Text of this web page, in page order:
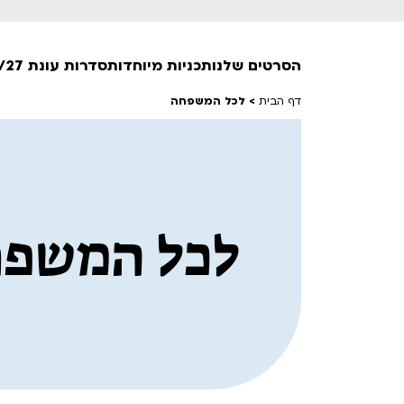
הסרטים שלנו
סרט פלוס
לילדים ולכל המשפחה
הקרנות על פופים
אפטר בסינמטק
תכניות מיוחדותסדרות עונת 26/27
דף הבית > לכל המשפחה
לכל